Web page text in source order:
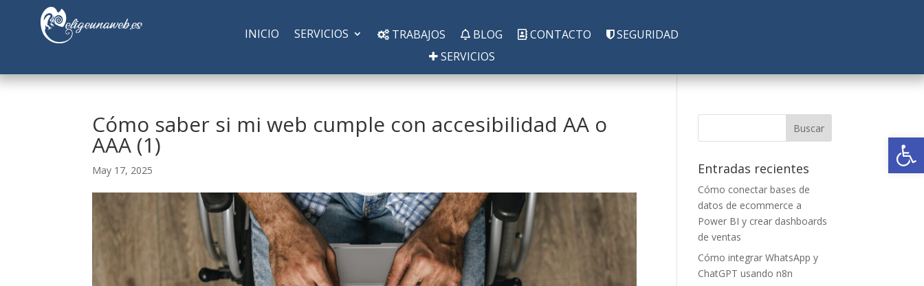
INICIO SERVICIOS TRABAJOS BLOG CONTACTO
SEGURIDAD
SERVICIOS
Cómo saber si mi web cumple con accesibilidad AA o
AAA (1)
May 17, 2025 Entradas recientes
Cómo conectar bases de
datos de ecommerce a
Power BI y crear dashboards
de ventas
Cómo integrar WhatsApp y
ChatGPT usando n8n